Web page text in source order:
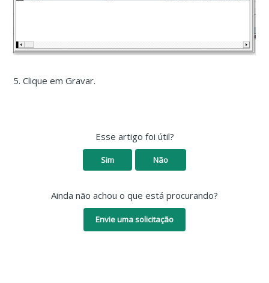
5. Clique em Gravar.
Esse artigo foi útil?
Sim Não
Ainda não achou o que está procurando?
Envie uma solicitação